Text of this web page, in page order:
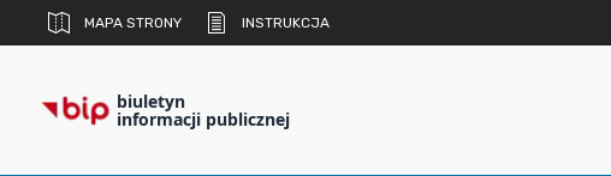
MAPA STRONY INSTRUKCJA
biuletyn
informacji publicznej